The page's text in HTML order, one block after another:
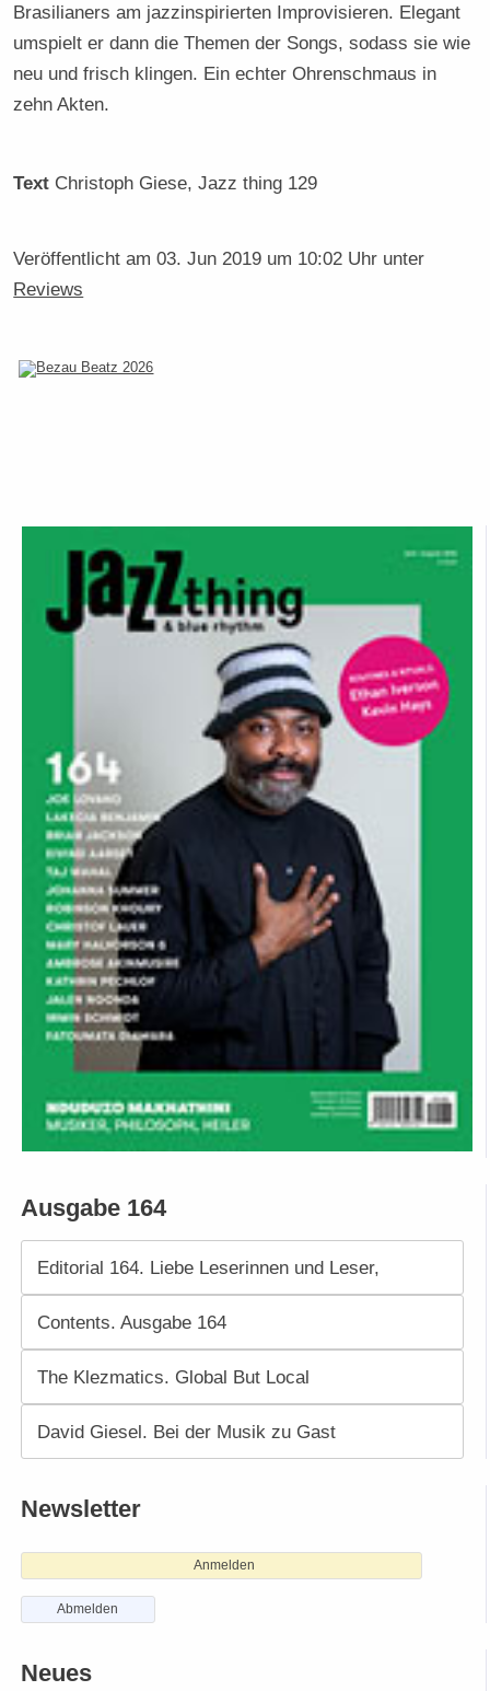
Brasilianers am jazzinspirierten Improvisieren. Elegant
umspielt er dann die Themen der Songs, sodass sie wie
neu und frisch klingen. Ein echter Ohrenschmaus in
zehn Akten.
Text Christoph Giese, Jazz thing 129
Veröffentlicht am03. Jun 2019 um 10:02 Uhr unter
Reviews
Ausgabe 164
Editorial 164. Liebe Leserinnen und Leser,
Contents. Ausgabe 164
The Klezmatics. Global But Local
David Giesel. Bei der Musik zu Gast
Newsletter
Anmelden
Abmelden
Neues